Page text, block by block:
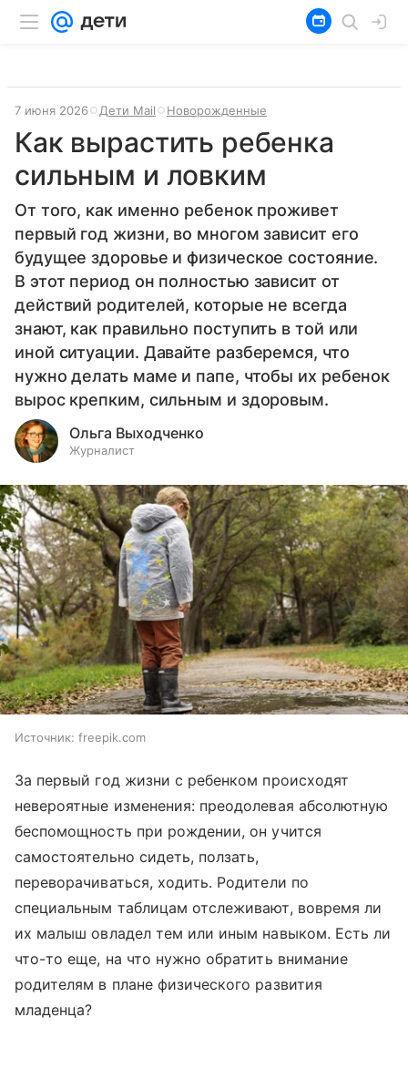
7 июня 2026 Дети Mail Новорожденные
Как вырастить ребенка
сильным и ловким
От того, как именно ребенок проживет
первый год жизни, во многом зависит его
будущее здоровье и физическое состояние.
В этот период он полностью зависит от
действий родителей, которые не всегда
знают, как правильно поступить в той или
иной ситуации. Давайте разберемся, что
нужно делать маме и папе, чтобы их ребенок
вырос крепким, сильным и здоровым.
Ольга Выходченко
Журналист
Источник: freepik.com
За первый год жизни с ребенком происходят
невероятные изменения: преодолевая абсолютную
беспомощность при рождении, он учится
самостоятельно сидеть, ползать,
переворачиваться, ходить. Родители по
специальным таблицам отслеживают, вовремя ли
их малыш овладел тем или иным навыком. Есть ли
что-то еще, на что нужно обратить внимание
родителям в плане физического развития
младенца?